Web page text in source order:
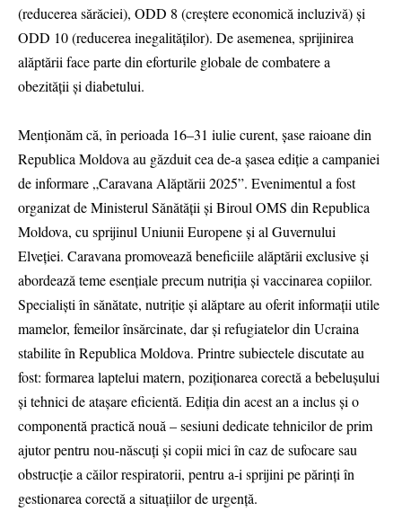
(reducerea sărăciei), ODD 8 (creștere economică incluzivă) și
ODD 10 (reducerea inegalităților). De asemenea, sprijinirea
alăptării face parte din eforturile globale de combatere a
obezității și diabetului.
Menționăm că, în perioada 16–31 iulie curent, șase raioane din
Republica Moldova au găzduit cea de-a șasea ediție a campaniei
de informare „Caravana Alăptării 2025”. Evenimentul a fost
organizat de Ministerul Sănătății și Biroul OMS din Republica
Moldova, cu sprijinul Uniunii Europene și al Guvernului
Elveției. Caravana promovează beneficiile alăptării exclusive și
abordează teme esențiale precum nutriția și vaccinarea copiilor.
Specialiști în sănătate, nutriție și alăptare au oferit informații utile
mamelor, femeilor însărcinate, dar și refugiatelor din Ucraina
stabilite în Republica Moldova. Printre subiectele discutate au
fost: formarea laptelui matern, poziționarea corectă a bebelușului
și tehnici de atașare eficientă. Ediția din acest an a inclus și o
componentă practică nouă – sesiuni dedicate tehnicilor de prim
ajutor pentru nou-născuți și copii mici în caz de sufocare sau
obstrucție a căilor respiratorii, pentru a-i sprijini pe părinți în
gestionarea corectă a situațiilor de urgență.